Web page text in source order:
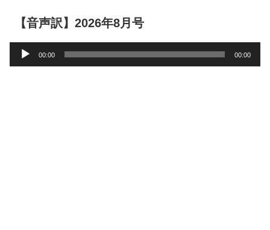
【音声訳】2026年8月号
声
00:00 00:00